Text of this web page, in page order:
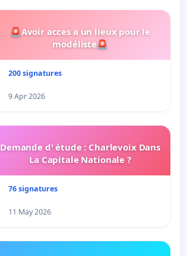
🚨Avoir acces a un lieux pour le
modéliste🚨
200 signatures
9 Apr 2026
Demande d' étude : Charlevoix Dans
La Capitale Nationale ?
76 signatures
11 May 2026